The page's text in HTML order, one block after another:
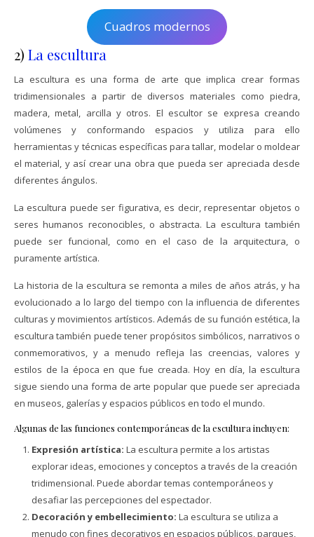
Cuadros modernos
2) La escultura
La escultura es una forma de arte que implica crear formas
tridimensionales a partir de diversos materiales como piedra,
madera, metal, arcilla y otros. El escultor se expresa creando
volúmenes y conformando espacios y utiliza para ello
herramientas y técnicas específicas para tallar, modelar o moldear
el material, y así crear una obra que pueda ser apreciada desde
diferentes ángulos.
La escultura puede ser figurativa, es decir, representar objetos o
seres humanos reconocibles, o abstracta. La escultura también
puede ser funcional, como en el caso de la arquitectura, o
puramente artística.
La historia de la escultura se remonta a miles de años atrás, y ha
evolucionado a lo largo del tiempo con la influencia de diferentes
culturas y movimientos artísticos. Además de su función estética, la
escultura también puede tener propósitos simbólicos, narrativos o
conmemorativos, y a menudo refleja las creencias, valores y
estilos de la época en que fue creada. Hoy en día, la escultura
sigue siendo una forma de arte popular que puede ser apreciada
en museos, galerías y espacios públicos en todo el mundo.
Algunas de las funciones contemporáneas de la escultura incluyen:
Expresión artística: La escultura permite a los artistas
explorar ideas, emociones y conceptos a través de la creación
tridimensional. Puede abordar temas contemporáneos y
desafiar las percepciones del espectador.
Decoración y embellecimiento: La escultura se utiliza a
menudo con fines decorativos en espacios públicos, parques,